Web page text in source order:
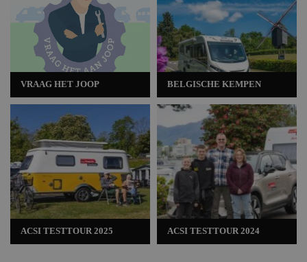
VRAAG HET JOOP
ACSI TESTTOUR 2025
BELGISCHE KEMPEN
ACSI TESTTOUR 2024